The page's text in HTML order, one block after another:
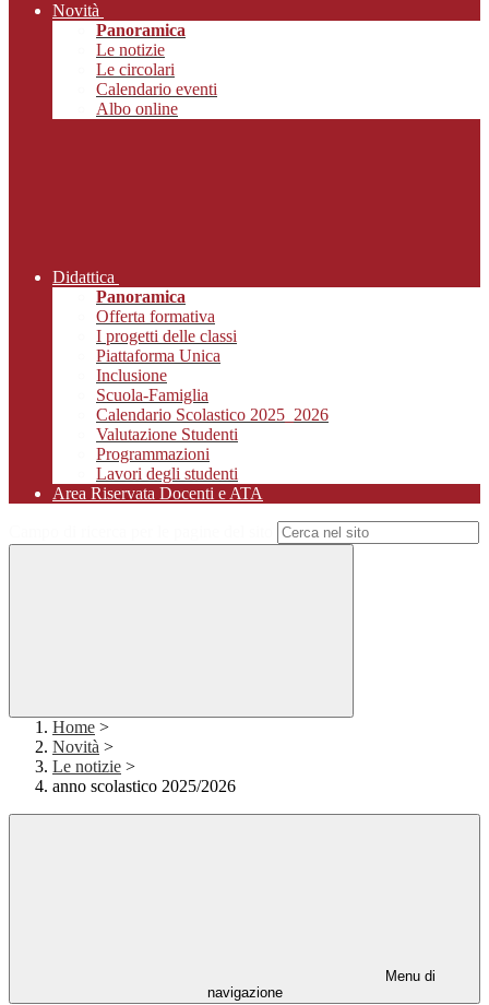
Novità
Panoramica
Le notizie
Le circolari
Calendario eventi
Albo online
Didattica
Panoramica
Offerta formativa
I progetti delle classi
Piattaforma Unica
Inclusione
Scuola-Famiglia
Calendario Scolastico 2025_2026
Valutazione Studenti
Programmazioni
Lavori degli studenti
Area Riservata Docenti e ATA
Home >
Novità >
Le notizie >
anno scolastico 2025/2026
Menu di
navigazione